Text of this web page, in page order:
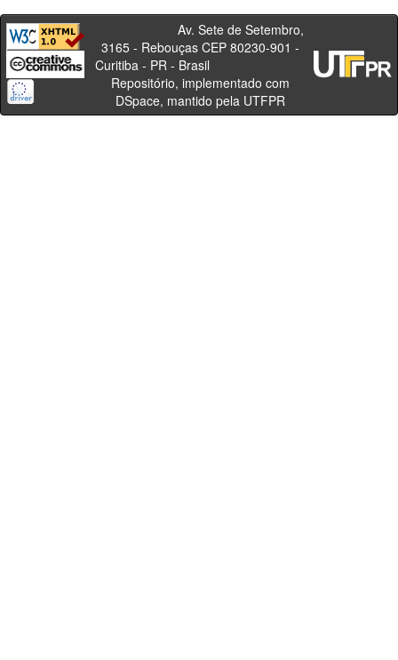
Av. Sete de Setembro,
3165 - Rebouças CEP 80230-901 -
Curitiba - PR - Brasil
Repositório, implementado com
DSpace, mantido pela UTFPR